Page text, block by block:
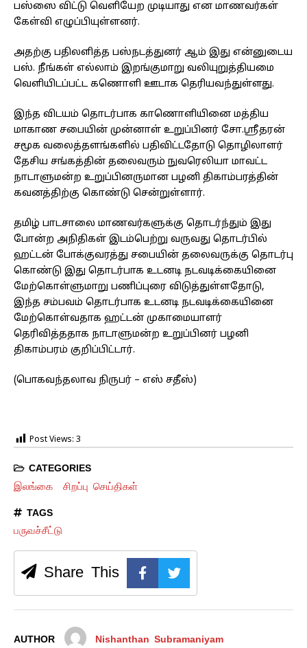
பஸ்ஸை விட்டு வெளியேற முடியாது என மாணவர்கள்
கேள்வி எழுப்பியுள்ளனர்.
அதற்கு பதிலளித்த பஸ்நடத்துனர் ஆம் இது என்னுடைய
பஸ். நீங்கள் எல்லாம் இறங்குமாறு வலியுறுத்தியமை
வெளியிடப்பட்ட கணொளி ஊடாக தெரியவந்துள்ளது.
இந்த விடயம் தொடர்பாக காணொளியினை மத்திய
மாகாண சபையின் முன்னாள் உறுப்பினர் சோ.ஸ்ரீதரன்
சமூக வலைத்தளங்களில் பதிவிட்டதோடு தொழிலாளர்
தேசிய சங்கத்தின் தலைவரும் நுவரெலியா மாவட்ட
நாடாளுமன்ற உறுப்பினருமான பழனி திகாம்பரத்தின்
கவனத்திற்கு கொண்டு சென்றுள்ளார்.
தமிழ் பாடசாலை மாணவர்களுக்கு தொடர்ந்தும் இது
போன்ற அநிதிகள் இடம்பெற்று வருவது தொடர்பில்
ஹட்டன் போக்குவரத்து சபையின் தலைவருக்கு தொடர்பு
கொண்டு இது தொடர்பாக உடனடி நடவடிக்கையினை
மேற்கொள்ளுமாறு பணிப்புரை விடுத்துள்ளதோடு,
இந்த சம்பவம் தொடர்பாக உடனடி நடவடிக்கையினை
மேற்கொள்வதாக ஹட்டன் முகாமையாளர்
தெரிவித்ததாக நாடாளுமன்ற உறுப்பினர் பழனி
திகாம்பரம் குறிப்பிட்டார்.
(பொகவந்தலாவ நிருபர் – எஸ் சதீஸ்)
Post Views: 3
CATEGORIES
இலங்கை சிறப்பு செய்திகள்
TAGS
பருவச்சீட்டு
Share This
AUTHOR Nishanthan Subramaniyam